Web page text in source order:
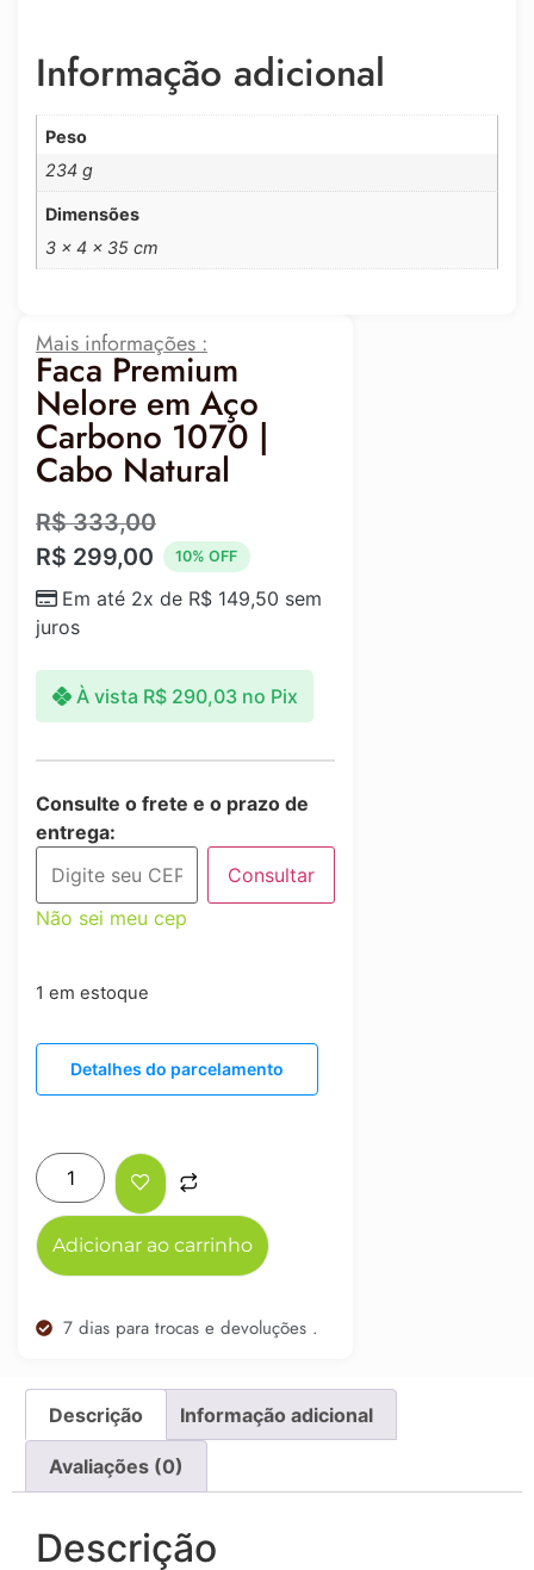
Mais informações :
Faca Premium
Nelore em Aço
Carbono 1070 |
Cabo Natural
R$333,00
R$ 299,00 10% OFF
Em até 2x de R$ 149,50 sem
juros
À vista R$290,03 no Pix
Consulte o frete e o prazo de
entrega:
Consultar
Não sei meu cep
1 em estoque
Detalhes do parcelamento
Adicionar ao carrinho
7 dias para trocas e devoluções .
Informação adicional
Peso
234 g
Dimensões
3 × 4 × 35 cm
Descrição Informação adicional
Avaliações (0)
Descrição